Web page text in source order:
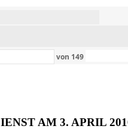
von 149
AM 3. APRIL